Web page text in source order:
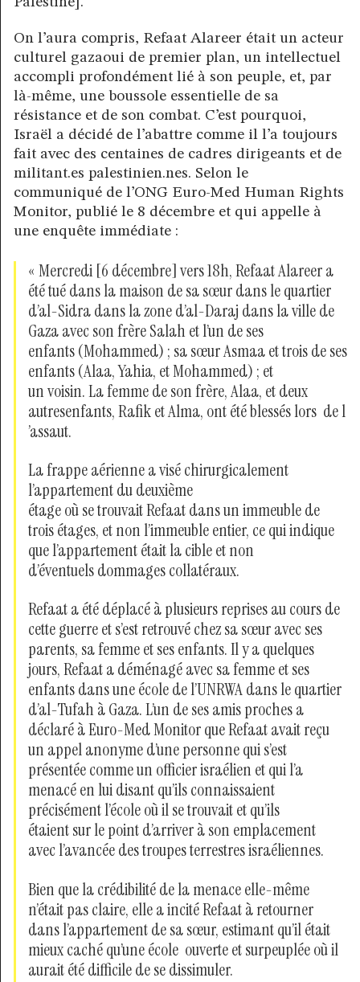
On l’aura compris, Refaat Alareer était un acteur
culturel gazaoui de premier plan, un intellectuel
accompli profondément lié à son peuple, et, par
là-même, une boussole essentielle de sa
résistance et de son combat. C’est pourquoi,
Israël a décidé de l’abattre comme il l’a toujours
fait avec des centaines de cadres dirigeants et de
militant.es palestinien.nes. Selon le
communiqué de l’ONG Euro-Med Human Rights
Monitor, publié le 8 décembre et qui appelle à
une enquête immédiate :
« Mercredi [6 décembre] vers 18h, Refaat Alareer a
été tué dans la maison de sa sœur dans le quartier
d’al-Sidra dans la zone d’al-Daraj dans la ville de
Gaza avec son frère Salah et l’un de ses
enfants (Mohammed) ; sa sœur Asmaa et trois de ses
enfants (Alaa, Yahia, et Mohammed) ; et
un voisin. La femme de son frère, Alaa, et deux
autresenfants, Rafik et Alma, ont été blessés lors de l
’assaut.
La frappe aérienne a visé chirurgicalement
l’appartement du deuxième
étage où se trouvait Refaat dans un immeuble de
trois étages, et non l’immeuble entier, ce qui indique
que l’appartement était la cible et non
d’éventuels dommages collatéraux.
Refaat a été déplacé à plusieurs reprises au cours de
cette guerre et s’est retrouvé chez sa sœur avec ses
parents, sa femme et ses enfants. Il y a quelques
jours, Refaat a déménagé avec sa femme et ses
enfants dans une école de l’UNRWA dans le quartier
d’al-Tufah à Gaza. L’un de ses amis proches a
déclaré à Euro-Med Monitor que Refaat avait reçu
un appel anonyme d’une personne qui s’est
présentée comme un officier israélien et qui l’a
menacé en lui disant qu’ils connaissaient
précisément l’école où il se trouvait et qu’ils
étaient sur le point d’arriver à son emplacement
avec l’avancée des troupes terrestres israéliennes.
Bien que la crédibilité de la menace elle-même
n’était pas claire, elle a incité Refaat à retourner
dans l’appartement de sa sœur, estimant qu’il était
mieux caché qu’une école ouverte et surpeuplée où il
aurait été difficile de se dissimuler.